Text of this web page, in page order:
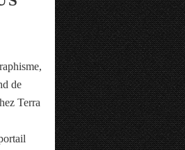
de
Terra